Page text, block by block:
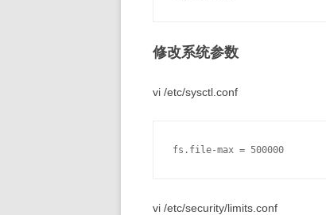
修改系统参数
vi /etc/sysctl.conf
vi /etc/security/limits.conf